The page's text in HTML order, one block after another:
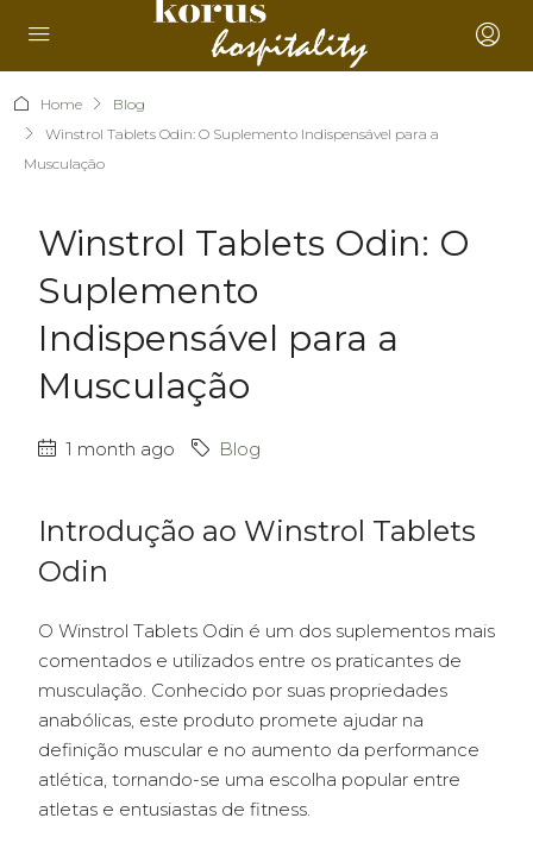
Home
Blog
Winstrol Tablets Odin: O Suplemento Indispensável para a
Musculação
Winstrol Tablets Odin: O
Suplemento
Indispensável para a
Musculação
1 month ago Blog
Introdução ao Winstrol Tablets
Odin
O Winstrol Tablets Odin é um dos suplementos mais
comentados e utilizados entre os praticantes de
musculação. Conhecido por suas propriedades
anabólicas, este produto promete ajudar na
definição muscular e no aumento da performance
atlética, tornando-se uma escolha popular entre
atletas e entusiastas de fitness.